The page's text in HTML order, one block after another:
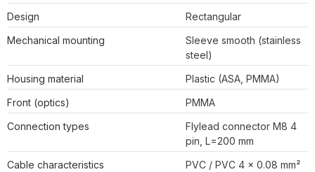
Design
Rectangular
Mechanical mounting
Sleeve smooth (stainless
steel)
Housing material
Plastic (ASA, PMMA)
Front (optics)
PMMA
Connection types
Flylead connector M8 4
pin, L=200 mm
Cable characteristics
PVC / PVC 4 x 0.08 mm²